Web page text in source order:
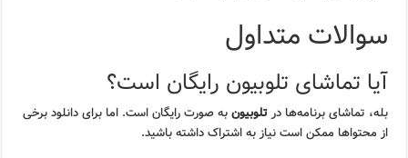
سوالات متداول
آیا تماشای تلوبیون رایگان است؟
بله، تماشای برنامه‌ها درتلوبیونبه صورت رایگان است. اما برای دانلود برخی
از محتواها ممکن است نیاز به اشتراک داشته باشید.